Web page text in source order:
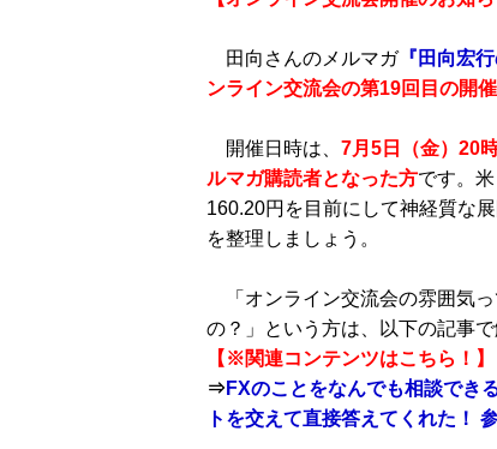
田向さんのメルマガ『田向宏
ンライン交流会の第19回目の開
開催日時は、 7月5日（金）20
ルマガ購読者となった方です。
160.20円を目前にして神経質な
を整理しましょう。
「オンライン交流会の雰囲気
の？」という方は、以下の記事
【※関連コンテンツはこちら！】
⇒FXのことをなんでも相談でき
トを交えて直接答えてくれた！